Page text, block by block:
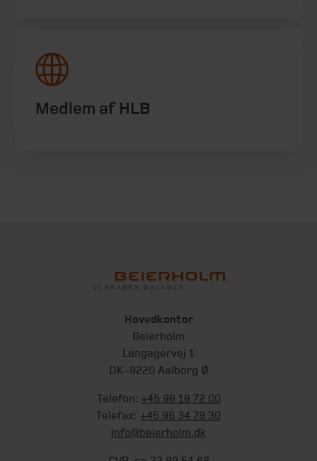
Medlem af HLB
Hovedkontor
Beierholm
Langagervej 1
DK-9220 Aalborg Ø
Telefon: +45 98 18 72 00
Telefax: +45 96 34 79 30
info@beierholm.dk